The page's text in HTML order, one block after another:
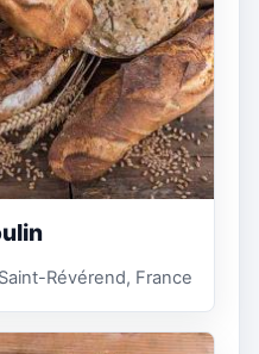
Révérend, France